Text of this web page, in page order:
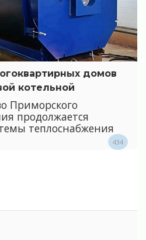
домов
котельной
Приморского
продолжается
теплоснабжения
434